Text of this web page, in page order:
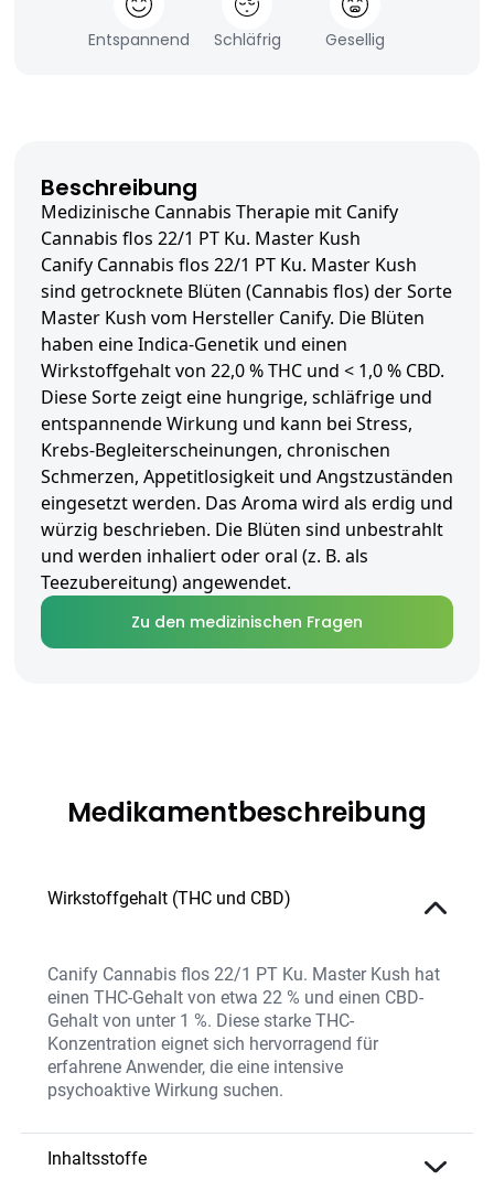
Entspannend Schläfrig Gesellig
Beschreibung
Medizinische Cannabis Therapie mit Canify
Cannabis flos 22/1 PT Ku. Master Kush
Canify Cannabis flos 22/1 PT Ku. Master Kush
sind getrocknete Blüten (Cannabis flos) der Sorte
Master Kush vom Hersteller Canify. Die Blüten
haben eine Indica-Genetik und einen
Wirkstoffgehalt von 22,0 % THC und < 1,0 % CBD.
Diese Sorte zeigt eine hungrige, schläfrige und
entspannende Wirkung und kann bei Stress,
Krebs-Begleiterscheinungen, chronischen
Schmerzen, Appetitlosigkeit und Angstzuständen
eingesetzt werden. Das Aroma wird als erdig und
würzig beschrieben. Die Blüten sind unbestrahlt
und werden inhaliert oder oral (z. B. als
Teezubereitung) angewendet.
Zu den medizinischen Fragen
Medikamentbeschreibung
Wirkstoffgehalt (THC und CBD)
Canify Cannabis flos 22/1 PT Ku. Master Kush hat
einen THC-Gehalt von etwa 22 % und einen CBD-
Gehalt von unter 1 %. Diese starke THC-
Konzentration eignet sich hervorragend für
erfahrene Anwender, die eine intensive
psychoaktive Wirkung suchen.
Inhaltsstoffe